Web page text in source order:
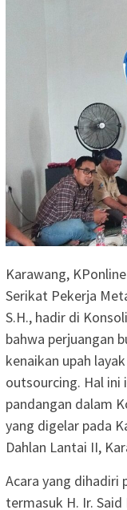
Karawang,
Serikat Pekerja
S.H., hadir di
bahwa perjuangan
kenaikan upah
outsourcing. Hal ini
pandangan dalam
yang digelar pada
Dahlan Lantai II,
Acara yang dihadiri
termasuk H. Ir. Said